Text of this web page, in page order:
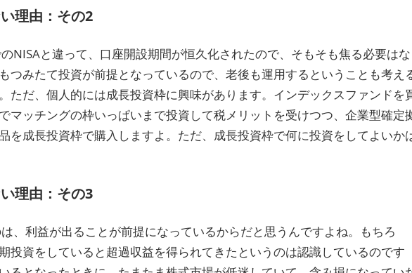
理由：その2
NISAと違って、口座開設期間が恒久化されたので、そもそも焦る必要はな
つみたて投資が前提となっているので、老後も運用するということも考え
ただ、個人的には成長投資枠に興味があります。インデックスファンドを
マッチングの枠いっぱいまで投資して税メリットを受けつつ、企業型確定
を成長投資枠で購入しますよ。ただ、成長投資枠で何に投資をしてよいか
理由：その3
、利益が出ることが前提になっているからだと思うんですよね。もちろ
投資をしていると超過収益を得られてきたというのは認識しているのです